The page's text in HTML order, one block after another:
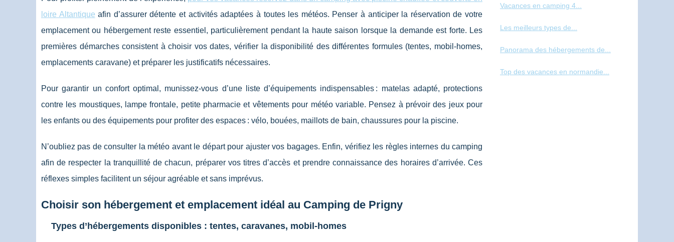
loire Altantique afin d’assurer détente et activités adaptées à toutes les météos. Penser à anticiper la réservation de votre
emplacement ou hébergement reste essentiel, particulièrement pendant la haute saison lorsque la demande est forte. Les
premières démarches consistent à choisir vos dates, vérifier la disponibilité des différentes formules (tentes, mobil-homes,
emplacements caravane) et préparer les justificatifs nécessaires.
Pour garantir un confort optimal, munissez-vous d’une liste d’équipements indispensables : matelas adapté, protections
contre les moustiques, lampe frontale, petite pharmacie et vêtements pour météo variable. Pensez à prévoir des jeux pour
les enfants ou des équipements pour profiter des espaces : vélo, bouées, maillots de bain, chaussures pour la piscine.
N’oubliez pas de consulter la météo avant le départ pour ajuster vos bagages. Enfin, vérifiez les règles internes du camping
afin de respecter la tranquillité de chacun, préparer vos titres d’accès et prendre connaissance des horaires d’arrivée. Ces
réflexes simples facilitent un séjour agréable et sans imprévus.
Choisir son hébergement et emplacement idéal au Camping de Prigny
Types d’hébergements disponibles : tentes, caravanes, mobil-homes
Vacances en camping 4...
Les meilleurs types de...
Panorama des hébergements de...
Top des vacances en normandie...